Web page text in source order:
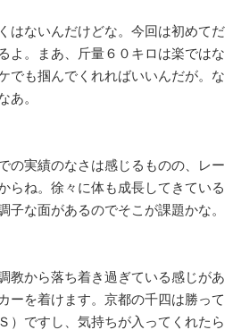
ないんだけどな。今回は初めてだ
よ。まあ、斤量６０キロは楽ではな
でも掴んでくれればいいんだが。な
あ。
実績のなさは感じるものの、レー
らね。徐々に体も成長してきている
子な面があるのでそこが課題かな。
から落ち着き過ぎている感じがあ
ーを着けます。京都の千四は勝って
）ですし、気持ちが入ってくれたら